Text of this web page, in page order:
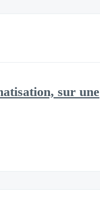
sur une